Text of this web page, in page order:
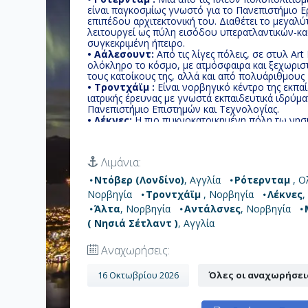
είναι παγκοσμίως γνωστό για το Πανεπιστήμιο
επιπέδου αρχιτεκτονική του. Διαθέτει το
λειτουργεί ως πύλη εισόδου υπερατλαντικών-
συγκεκριμένη ήπειρο.
• Αάλεσουντ:Aπό τις λίγες πόλεις, σε στυλ
ολόκληρο το κόσμο, με ατμόσφαιρα και
τους κατοίκους της, αλλά και από πολυάριθμους
• Τροντχάϊμ : Είναι νορβηγικό κέντρο της
ιατρικής έρευνας με γνωστά εκπαιδευτικά
Πανεπιστήμιο Επιστημών και Τεχνολογίας.
• Λέκνες:Η πιο πυκνοκατοικημένη πόλη τω
διάφορες εκδρομές ή να περπατήσετε στο
• Τρόμσο:
Τρόμσο, βρίσκεται στο μικρό νησί Tromsοya,
κύκλου, το οποίο συνδέεται με γέφυρα με το
• Άλτα:Η πιο πυκνοκατοικημένη περιοχή της
τοπίο που θα μαγευτείτε από το Βόρειο Σέλας.
• Αντάλσνες:Εδώ το καλοκαίρι ο ήλιος δεν
εικοσιτετράωρο επικρατεί σκοτάδι.
• Μπέργκεν:Εκεί όπου προορισμός είναι το
Μπέργκεν, η μητρόπολη των Φιορδ.
• Λέργουικ ( Νησιά Σέτλαντ ):
που σημαίνει "λασπώδης κόλπος".
Λιμάνια:
Ντόβερ (Λονδίνο), Αγγλία Ρότερνταμ ,
Νορβηγία
Τροντχάϊμ , Νορβηγία Λέκνες,
Άλτα, Νορβηγία Αντάλσνες, Νορβηγία
( Νησιά Σέτλαντ ), Αγγλία
Αναχωρήσεις:
16 Οκτωβρίου 2026 Όλες οι